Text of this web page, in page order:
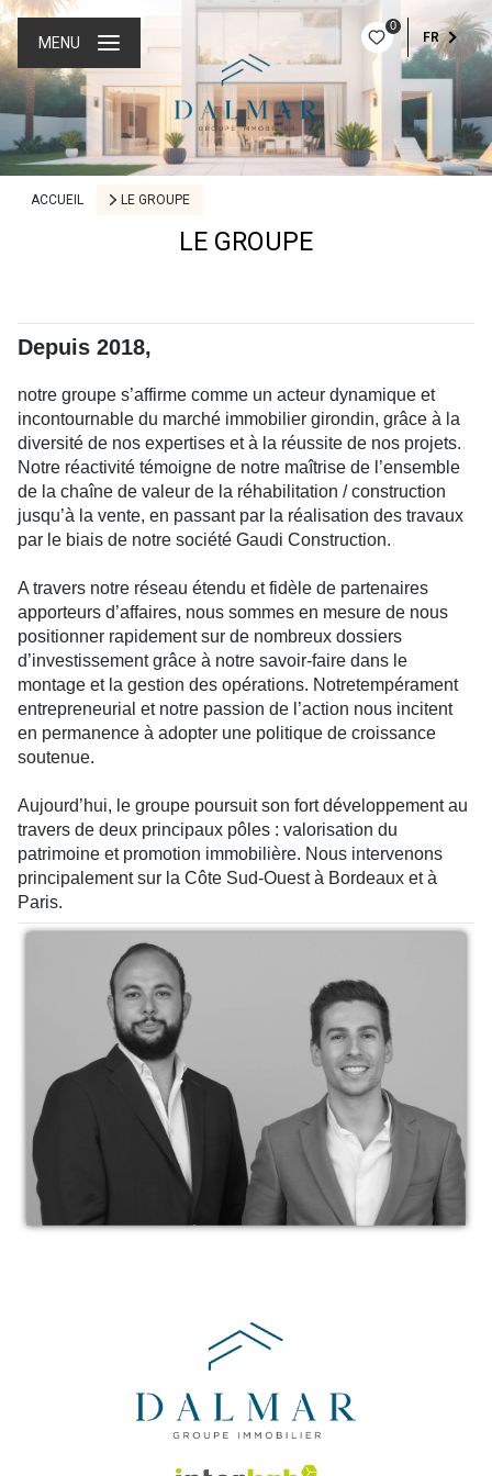
0
FR
MENU
ACCUEIL LE GROUPE
LE GROUPE
Depuis 2018,
notre groupe s’affirme comme un acteur dynamique et
incontournable du marché immobilier girondin, grâce à la
diversité de nos expertises et à la réussite de nos projets.
Notre réactivité témoigne de notre maîtrise de l’ensemble
de la chaîne de valeur de la réhabilitation / construction
jusqu’à la vente, en passant par la réalisation des travaux
par le biais de notre société Gaudi Construction.
A travers notre réseau étendu et fidèle de partenaires
apporteurs d’affaires, nous sommes en mesure de nous
positionner rapidement sur de nombreux dossiers
d’investissement grâce à notre savoir-faire dans le
montage et la gestion des opérations. Notretempérament
entrepreneurial et notre passion de l’action nous incitent
en permanence à adopter une politique de croissance
soutenue.
Aujourd’hui, le groupe poursuit son fort développement au
travers de deux principaux pôles : valorisation du
patrimoine et promotion immobilière. Nous intervenons
principalement sur la Côte Sud-Ouest à Bordeaux et à
Paris.